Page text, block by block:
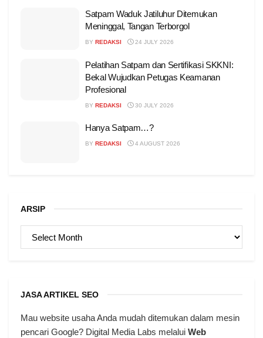
Satpam Waduk Jatiluhur Ditemukan
Meninggal, Tangan Terborgol
BY REDAKSI 24 JULY 2026
Pelatihan Satpam dan Sertifikasi SKKNI:
Bekal Wujudkan Petugas Keamanan
Profesional
BY REDAKSI 30 JULY 2026
Hanya Satpam…?
BY REDAKSI 4 AUGUST 2026
ARSIP
JASA ARTIKEL SEO
Mau website usaha Anda mudah ditemukan dalam mesin
pencari Google? Digital Media Labs melalui Web